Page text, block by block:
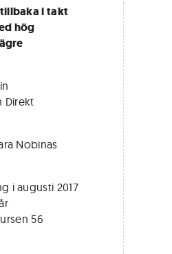
i takt
hög
Direkt
Nobinas
i augusti 2017
56